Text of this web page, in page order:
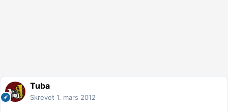
Tuba
Skrevet 1. mars 2012